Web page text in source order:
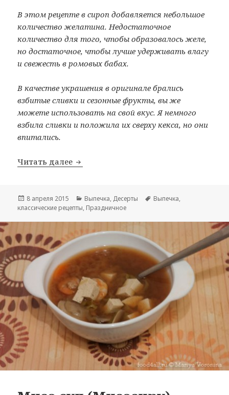
В этом рецепте в сироп добавляется небольшое
количество желатина. Недостаточное
количество для того, чтобы образовалось желе,
но достаточное, чтобы лучше удерживать влагу
и свежесть в ромовых бабах.
В качестве украшения в оригинале брались
взбитые сливки и сезонные фрукты, вы же
можете использовать на свой вкус. Я немного
взбила сливки и положила их сверху кекса, но они
впитались.
Читать далее Ромовая баба
Опубликовано
8 апреля 2015 Рубрики
Выпечка, Десерты Метки
Выпечка,
классические рецепты, Праздничное